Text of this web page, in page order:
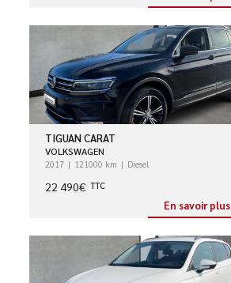
TIGUAN CARAT
VOLKSWAGEN
2017 121000 km Diesel
22 490€ TTC
En savoir plus